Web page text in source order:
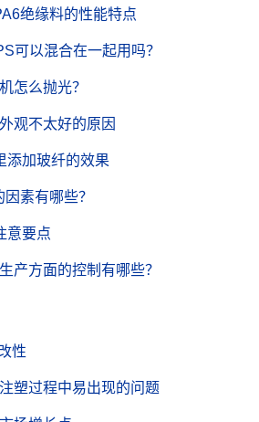
绝缘料的性能特点
可以混合在一起用吗？
怎么抛光？
观不太好的原因
添加玻纤的效果
素有哪些？
意要点
产方面的控制有哪些？
性
塑过程中易出现的问题